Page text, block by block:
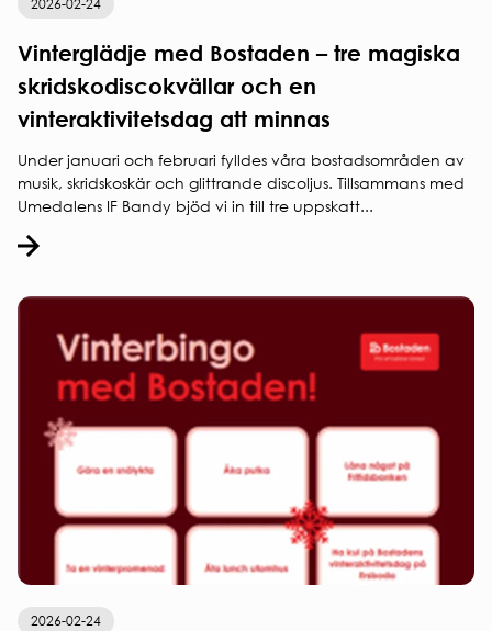
studentbostäder.
Ansök om
studentbostad
och
Korttidsavtal
parkeringsplats
KVARTERSRÅD
SÄKERHET
ARBETA
HOS
Social
hållbarhet
BYGGER
FÖR
E-
faktura
för
offentlig
2026-02-24
Vinterglädje med Bostaden – tre magiska
skridskodiscokvällar och en
vinteraktivitetsdag att minnas
Under januari och februari fylldes våra bostadsområden av
musik, skridskoskär och glittrande discoljus. Tillsammans med
Umedalens IF Bandy bjöd vi in till tre uppskatt...
2026-02-24